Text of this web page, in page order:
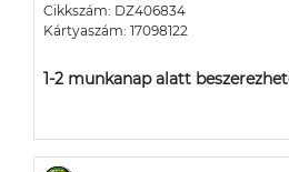
Cikkszám: DZ406834
Kártyaszám: 17098122
1-2 munkanap alatt